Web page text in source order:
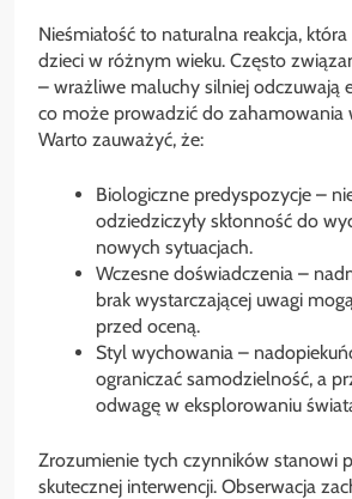
Nieśmiałość to naturalna reakcja,
dzieci w różnym wieku. Często
– wrażliwe maluchy silniej odczuwają
co może prowadzić do zahamowania
Warto zauważyć, że:
Biologiczne predyspozycje –
odziedziczyły skłonność do
nowych sytuacjach.
Wczesne doświadczenia –
brak wystarczającej uwagi
przed oceną.
Styl wychowania –
ograniczać samodzielność, a
odwagę w eksplorowaniu
Zrozumienie tych czynników stanowi
skutecznej interwencji. Obserwacja